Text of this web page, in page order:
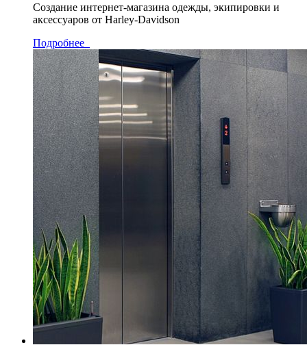
Cоздание интернет-магазина одежды, экипировки и
аксессуаров от Harley-Davidson
Подробнее